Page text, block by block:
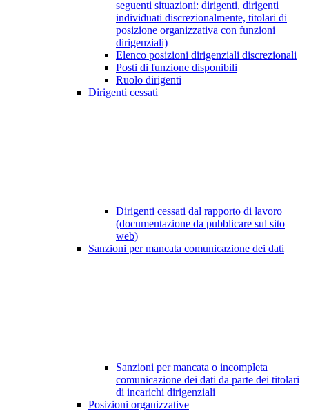
seguenti situazioni: dirigenti, dirigenti
individuati discrezionalmente, titolari di
posizione organizzativa con funzioni
dirigenziali)
Elenco posizioni dirigenziali discrezionali
Posti di funzione disponibili
Ruolo dirigenti
Dirigenti cessati
Dirigenti cessati dal rapporto di lavoro
(documentazione da pubblicare sul sito
web)
Sanzioni per mancata comunicazione dei dati
Sanzioni per mancata o incompleta
comunicazione dei dati da parte dei titolari
di incarichi dirigenziali
Posizioni organizzative